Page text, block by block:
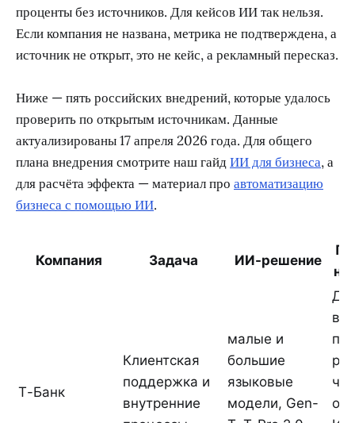
проценты без источников. Для кейсов ИИ так нельзя.
Если компания не названа, метрика не подтверждена, а
источник не открыт, это не кейс, а рекламный пересказ.
Ниже — пять российских внедрений, которые удалось
проверить по открытым источникам. Данные
актуализированы 17 апреля 2026 года. Для общего
плана внедрения смотрите наш гайдИИ для бизнеса, а
для расчёта эффекта — материал про автоматизацию
бизнеса с помощью ИИ.
Компания Задача ИИ-решение
Т-Банк
Клиентская
поддержка и
внутренние
малые и
большие
языковые
модели, Gen-
До